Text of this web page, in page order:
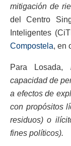
mitigación de
del Centro
Inteligentes
Compostela, en
Para Losada,
capacidad de
a efectos de
con propósitos
residuos) o
fines políticos).